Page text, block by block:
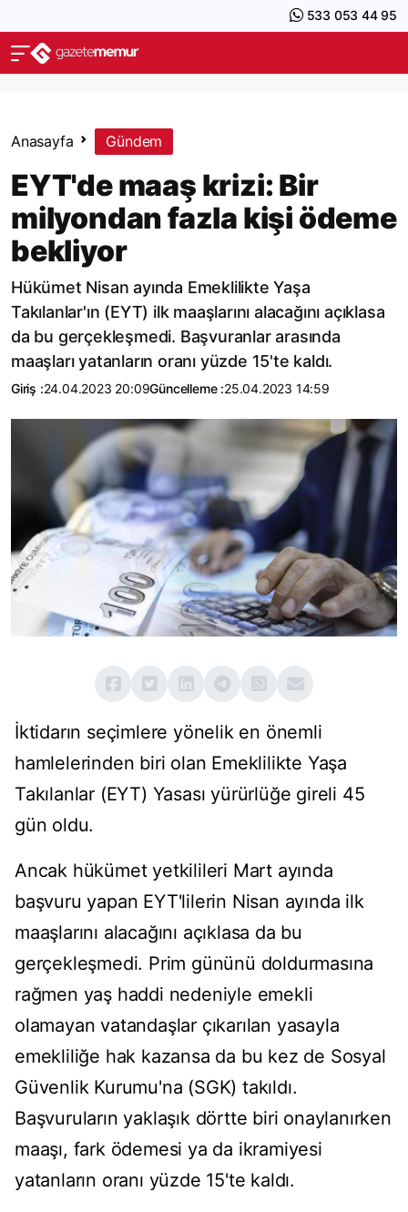
533 053 44 95
Anasayfa Gündem
EYT'de maaş krizi: Bir
milyondan fazla kişi ödeme
bekliyor
Hükümet Nisan ayında Emeklilikte Yaşa
Takılanlar'ın (EYT) ilk maaşlarını alacağını açıklasa
da bu gerçekleşmedi. Başvuranlar arasında
maaşları yatanların oranı yüzde 15'te kaldı.
Giriş :24.04.2023 20:09Güncelleme :25.04.2023 14:59
İktidarın seçimlere yönelik en önemli
hamlelerinden biri olan Emeklilikte Yaşa
Takılanlar (EYT) Yasası yürürlüğe gireli 45
gün oldu.
Ancak hükümet yetkilileri Mart ayında
başvuru yapan EYT'lilerin Nisan ayında ilk
maaşlarını alacağını açıklasa da bu
gerçekleşmedi. Prim gününü doldurmasına
rağmen yaş haddi nedeniyle emekli
olamayan vatandaşlar çıkarılan yasayla
emekliliğe hak kazansa da bu kez de Sosyal
Güvenlik Kurumu'na (SGK) takıldı.
Başvuruların yaklaşık dörtte biri onaylanırken
maaşı, fark ödemesi ya da ikramiyesi
yatanların oranı yüzde 15'te kaldı.